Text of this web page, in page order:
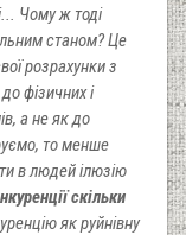
Чому ж тоді
станом? Це
розрахунки з
фізичних і
а не як до
то менше
в людей ілюзію
скільки
як руйнівну